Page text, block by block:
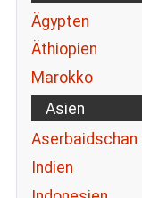
Ägypten
Äthiopien
Marokko
Asien
Aserbaidschan
Indien